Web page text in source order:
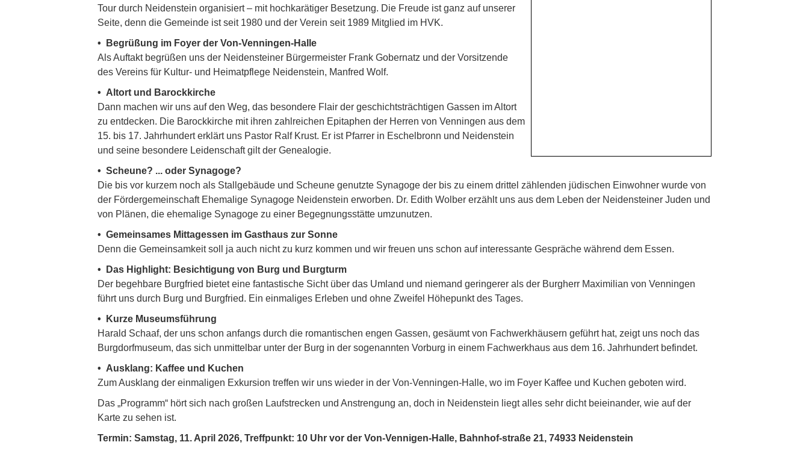
Tour durch Neidenstein organisiert – mit hochkarätiger Besetzung. Die Freude ist ganz auf unserer
Seite, denn die Gemeinde ist seit 1980 und der Verein seit 1989 Mitglied im HVK.
• Begrüßung im Foyer der Von-Venningen-Halle
Als Auftakt begrüßen uns der Neidensteiner Bürgermeister Frank Gobernatz und der Vorsitzende
des Vereins für Kultur- und Heimatpflege Neidenstein, Manfred Wolf.
• Altort und Barockkirche
Dann machen wir uns auf den Weg, das besondere Flair der geschichtsträchtigen Gassen im Altort
zu entdecken. Die Barockkirche mit ihren zahlreichen Epitaphen der Herren von Venningen aus dem
15. bis 17. Jahrhundert erklärt uns Pastor Ralf Krust. Er ist Pfarrer in Eschelbronn und Neidenstein
und seine besondere Leidenschaft gilt der Genealogie.
• Scheune? ... oder Synagoge?
Die bis vor kurzem noch als Stallgebäude und Scheune genutzte Synagoge der bis zu einem drittel zählenden jüdischen Einwohner wurde von
der Fördergemeinschaft Ehemalige Synagoge Neidenstein erworben. Dr. Edith Wolber erzählt uns aus dem Leben der Neidensteiner Juden und
von Plänen, die ehemalige Synagoge zu einer Begegnungsstätte umzunutzen.
• Gemeinsames Mittagessen im Gasthaus zur Sonne
Denn die Gemeinsamkeit soll ja auch nicht zu kurz kommen und wir freuen uns schon auf interessante Gespräche während dem Essen.
• Das Highlight: Besichtigung von Burg und Burgturm
Der begehbare Burgfried bietet eine fantastische Sicht über das Umland und niemand geringerer als der Burgherr Maximilian von Venningen
führt uns durch Burg und Burgfried. Ein einmaliges Erleben und ohne Zweifel Höhepunkt des Tages.
• Kurze Museumsführung
Harald Schaaf, der uns schon anfangs durch die romantischen engen Gassen, gesäumt von Fachwerkhäusern geführt hat, zeigt uns noch das
Burgdorfmuseum, das sich unmittelbar unter der Burg in der sogenannten Vorburg in einem Fachwerkhaus aus dem 16. Jahrhundert befindet.
• Ausklang: Kaffee und Kuchen
Zum Ausklang der einmaligen Exkursion treffen wir uns wieder in der Von-Venningen-Halle, wo im Foyer Kaffee und Kuchen geboten wird.
Das „Programm“ hört sich nach großen Laufstrecken und Anstrengung an, doch in Neidenstein liegt alles sehr dicht beieinander, wie auf der
Karte zu sehen ist.
Termin: Samstag, 11. April 2026, Treffpunkt: 10 Uhr vor der Von-Vennigen-Halle, Bahnhof­-straße 21, 74933 Neidenstein